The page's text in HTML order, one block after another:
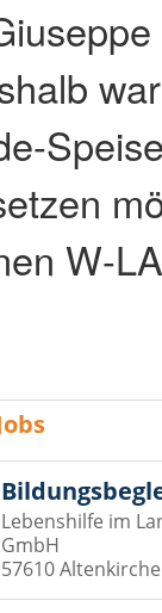
W-
Lebenshilfe im
GmbH
57610